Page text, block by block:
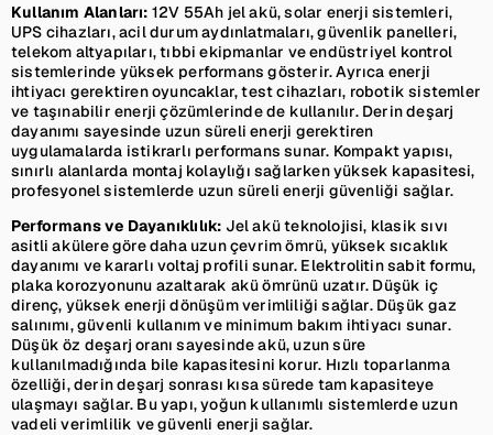
Kullanım Alanları: 12V 55Ah jel akü, solar enerji sistemleri,
UPS cihazları, acil durum aydınlatmaları, güvenlik panelleri,
telekom altyapıları, tıbbi ekipmanlar ve endüstriyel kontrol
sistemlerinde yüksek performans gösterir. Ayrıca enerji
ihtiyacı gerektiren oyuncaklar, test cihazları, robotik sistemler
ve taşınabilir enerji çözümlerinde de kullanılır. Derin deşarj
dayanımı sayesinde uzun süreli enerji gerektiren
uygulamalarda istikrarlı performans sunar. Kompakt yapısı,
sınırlı alanlarda montaj kolaylığı sağlarken yüksek kapasitesi,
profesyonel sistemlerde uzun süreli enerji güvenliği sağlar.
Performans ve Dayanıklılık: Jel akü teknolojisi, klasik sıvı
asitli akülere göre daha uzun çevrim ömrü, yüksek sıcaklık
dayanımı ve kararlı voltaj profili sunar. Elektrolitin sabit formu,
plaka korozyonunu azaltarak akü ömrünü uzatır. Düşük iç
direnç, yüksek enerji dönüşüm verimliliği sağlar. Düşük gaz
salınımı, güvenli kullanım ve minimum bakım ihtiyacı sunar.
Düşük öz deşarj oranı sayesinde akü, uzun süre
kullanılmadığında bile kapasitesini korur. Hızlı toparlanma
özelliği, derin deşarj sonrası kısa sürede tam kapasiteye
ulaşmayı sağlar. Bu yapı, yoğun kullanımlı sistemlerde uzun
vadeli verimlilik ve güvenli enerji sağlar.